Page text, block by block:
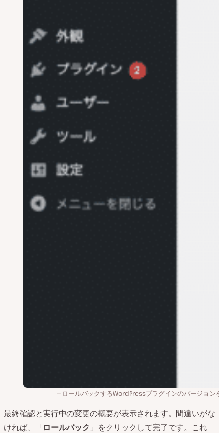
ロールバックするWordPressプラグインのバージョン
最終確認と実行中の変更の概要が表示されます。間違いがな
ければ、「ロールバック 」をクリックして完了です。これ